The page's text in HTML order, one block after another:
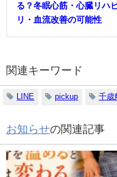
る？冬眠心筋・心臓リハ
リ・血流改善の可能性
関連キーワード
LINE pickup 千歳
お知らせの関連記事